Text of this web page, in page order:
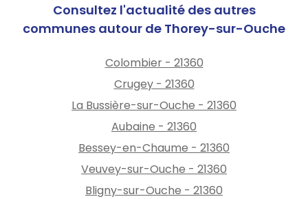
Consultez l'actualité des autres
communes autour de Thorey-sur-Ouche
Colombier - 21360
Crugey - 21360
La Bussière-sur-Ouche - 21360
Aubaine - 21360
Bessey-en-Chaume - 21360
Veuvey-sur-Ouche - 21360
Bligny-sur-Ouche - 21360